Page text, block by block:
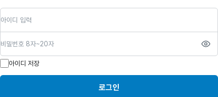
아이디 저장
로그인